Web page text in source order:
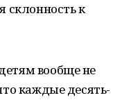
склонность к
вообще не
каждые десять-